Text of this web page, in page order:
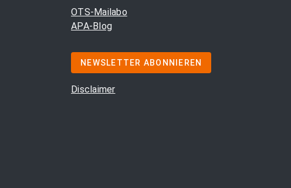
OTS-Mailabo
APA-Blog
NEWSLETTER ABONNIEREN
Disclaimer